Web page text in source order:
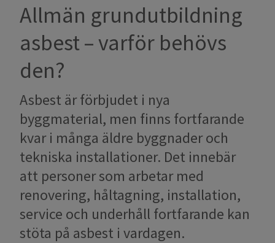
Allmän grundutbildning
asbest – varför behövs
den?
Asbest är förbjudet i nya
byggmaterial, men finns fortfarande
kvar i många äldre byggnader och
tekniska installationer. Det innebär
att personer som arbetar med
renovering, håltagning, installation,
service och underhåll fortfarande kan
stöta på asbest i vardagen.